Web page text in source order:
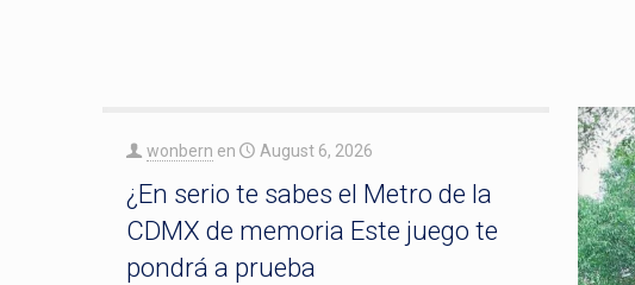
wonbern en August 6, 2026
¿En serio te sabes el Metro de la
CDMX de memoria Este juego te
pondrá a prueba